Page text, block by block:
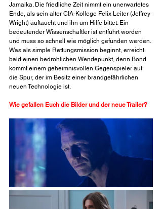
Jamaika. Die friedliche Zeit nimmt ein unerwartetes
Ende, als sein alter CIA-Kollege Felix Leiter (Jeffrey
Wright) auftaucht und ihn um Hilfe bittet. Ein
bedeutender Wissenschaftler ist entführt worden
und muss so schnell wie möglich gefunden werden.
Was als simple Rettungsmission beginnt, erreicht
bald einen bedrohlichen Wendepunkt, denn Bond
kommt einem geheimnisvollen Gegenspieler auf
die Spur, der im Besitz einer brandgefährlichen
neuen Technologie ist.
Wie gefallen Euch die Bilder und der neue Trailer?